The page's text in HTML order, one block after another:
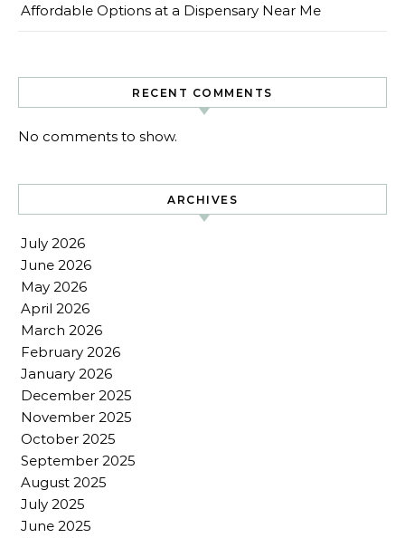
Affordable Options at a Dispensary Near Me
RECENT COMMENTS
No comments to show.
ARCHIVES
July 2026
June 2026
May 2026
April 2026
March 2026
February 2026
January 2026
December 2025
November 2025
October 2025
September 2025
August 2025
July 2025
June 2025